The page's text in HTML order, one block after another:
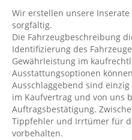
Notrufsystem
Schiebetür rechts
Spurhalteassistent
Standheizung
Start-Stopp System
Tagfahrlicht
Tempomat
Wir erstellen unsere
sorgfältig.
Die Fahrzeugbeschreibung
Identifizierung des
Gewährleistung im
Ausstattungsoptionen
Ausschlaggebend sind
im Kaufvertrag und von uns
Auftragsbestätigung.
Tippfehler und Irrtümer für
vorbehalten.